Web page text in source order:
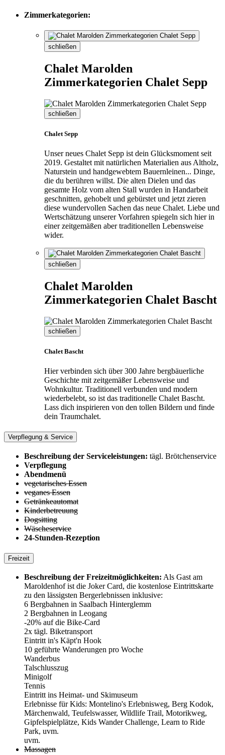
Zimmerkategorien:
schließen
Chalet Marolden
Zimmerkategorien Chalet Sepp
schließen
Chalet Sepp
Unser neues Chalet Sepp ist dein Glücksmoment seit
2019. Gestaltet mit natürlichen Materialien aus Altholz,
Naturstein und handgewebtem Bauernleinen... Dinge,
die du berühren willst. Die alten Dielen und das
gesamte Holz vom alten Stall wurden in Handarbeit
geschnitten, gehobelt und gebürstet und jetzt zieren
diese wundervollen Sachen das neue Chalet. Liebe und
Wertschätzung unserer Vorfahren spiegeln sich hier in
einer zeitgemäßen aber traditionellen Lebensweise
wider.
schließen
Chalet Marolden
Zimmerkategorien Chalet Bascht
schließen
Chalet Bascht
Hier verbinden sich über 300 Jahre bergbäuerliche
Geschichte mit zeitgemäßer Lebensweise und
Wohnkultur. Traditionell verbunden und modern
wiederbelebt, so ist das traditionelle Chalet Bascht.
Lass dich inspirieren von den tollen Bildern und finde
dein Traumchalet.
Verpflegung & Service
Beschreibung der Serviceleistungen: tägl. Brötchenservice
Verpflegung
Abendmenü
vegetarisches Essen
veganes Essen
Getränkeautomat
Kinderbetreuung
Dogsitting
Wäscheservice
24-Stunden-Rezeption
Freizeit
Beschreibung der Freizeitmöglichkeiten: Als Gast am
Maroldenhof ist die Joker Card, die kostenlose Eintrittskarte
zu den lässigsten Bergerlebnissen inklusive:
6 Bergbahnen in Saalbach Hinterglemm
2 Bergbahnen in Leogang
-20% auf die Bike-Card
2x tägl. Biketransport
Eintritt in's Käpt'n Hook
10 geführte Wanderungen pro Woche
Wanderbus
Talschlusszug
Minigolf
Tennis
Eintritt ins Heimat- und Skimuseum
Erlebnisse für Kids: Montelino's Erlebnisweg, Berg Kodok,
Märchenwald, Teufelswasser, Wildlife Trail, Motorikweg,
Gipfelspielplätze, Kids Wander Challenge, Learn to Ride
Park, uvm.
uvm.
Massagen